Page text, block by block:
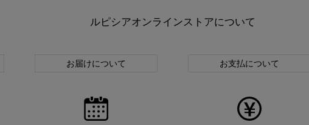
ルピシアオンラインストアについて
お届けについて お支払について